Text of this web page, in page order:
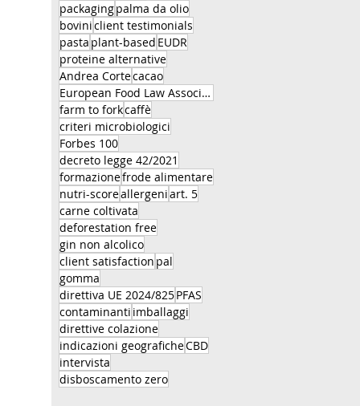
packagingpalma da olio
boviniclient testimonials
pasta plant-based EUDR
proteine alternative
Andrea Cortecacao
European Food Law Association
farm to forkcaffè
criteri microbiologici
Forbes 100
decreto legge 42/2021
formazionefrode alimentare
nutri-scoreallergeniart. 5
carne coltivata
deforestation free
gin non alcolico
client satisfaction pal
gomma
direttiva UE 2024/825PFAS
contaminanti imballaggi
direttive colazione
indicazioni geograficheCBD
intervista
disboscamento zero